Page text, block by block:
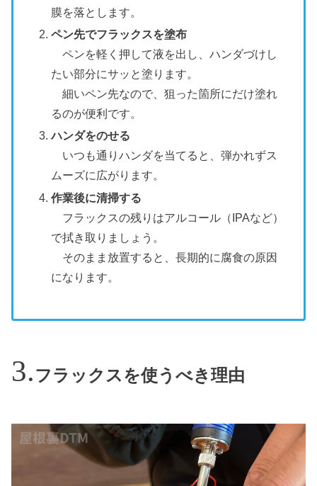
膜を落とします。
ペン先でフラックスを塗布
ペンを軽く押して液を出し、ハンダづけし
たい部分にサッと塗ります。
細いペン先なので、狙った箇所にだけ塗れ
るのが便利です。
ハンダをのせる
いつも通りハンダを当てると、弾かれずス
ムーズに広がります。
作業後に清掃する
フラックスの残りはアルコール（IPAなど）
で拭き取りましょう。
そのまま放置すると、長期的に腐食の原因
になります。
フラックスを使うべき理由